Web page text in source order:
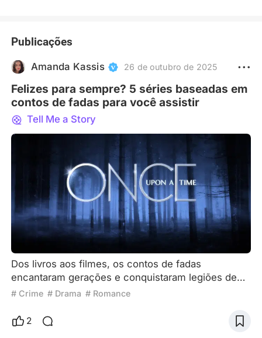
Publicações
Amanda Kassis 26 de outubro de 2025
Felizes para sempre? 5 séries baseadas em
contos de fadas para você assistir
Tell Me a Story
Dos livros aos filmes, os contos de fadas
encantaram gerações e conquistaram legiões de
fãs pelo mundo. Na década de 2010, surgiu uma
o formato de séries. No artigo de hoje, mergulhe
# Crime # Drama # Romance
2